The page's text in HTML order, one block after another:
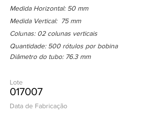
Medida Horizontal: 50 mm
Medida Vertical: 75 mm
Colunas: 02 colunas verticais
Quantidade: 500 rótulos por bobina
Diâmetro do tubo: 76.3 mm
Lote
017007
Data de Fabricação